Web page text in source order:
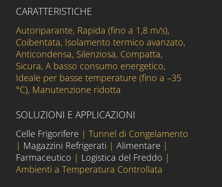
CARATTERISTICHE
Autoriparante, Rapida (fino a 1,8 m/s),
Coibentata, Isolamento termico avanzato,
Anticondensa, Silenziosa, Compatta,
Sicura, A basso consumo energetico,
Ideale per basse temperature (fino a –35
°C), Manutenzione ridotta
SOLUZIONI E APPLICAZIONI
Celle Frigorifere | Tunnel di Congelamento
| Magazzini Refrigerati | Alimentare |
Farmaceutico | Logistica del Freddo |
Ambienti a Temperatura Controllata